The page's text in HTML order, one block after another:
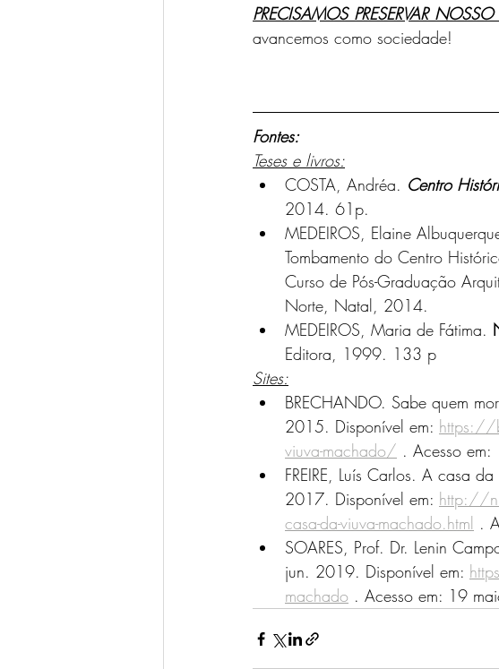
PRECISAMOS PRESERVAR
avancemos como sociedade!
Fontes:
Teses e livros:
COSTA, Andréa. Centro
2014. 61p.
MEDEIROS, Elaine
Tombamento do Centro
Curso de Pós-Graduação
Norte, Natal, 2014.
MEDEIROS, Maria de Fátima.
Editora, 1999. 133 p
Sites:
BRECHANDO. Sabe quem
2015. Disponível em: https://
viuva-machado/ . Acesso
FREIRE, Luís Carlos. A casa
2017. Disponível em: http://
casa-da-viuva-machado.html .
SOARES, Prof. Dr. Lenin
jun. 2019. Disponível em:
machado . Acesso em: 19